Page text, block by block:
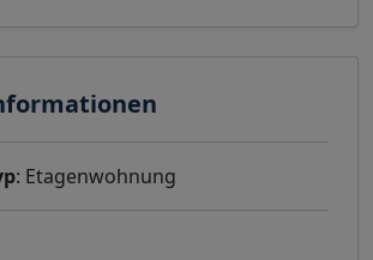
: Etagenwohnung